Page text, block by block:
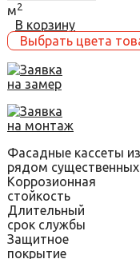
м2
В корзину
Выбрать цвета
Заявка
на замер
Заявка
на монтаж
Фасадные кассеты
рядом
Коррозионная
стойкость
Длительный
срок службы
Защитное
покрытие